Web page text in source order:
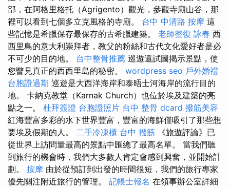
部，在阿格里格托（Agrigento）觀光，參觀寺廟山谷，那
裡可以看到七個多立克風格的寺廟。 台中 中清路 按摩 這
些記憶是希臘保存最保存的古希臘建築。 老師整復 詠春 西
西里島的意大利崇拜者，教父的粉絲和古代文化愛好者是必
不可少的目的地。 台中整骨推薦 巡遊還試圖揭示景點，使
您瞥見真正的西西里島的秘密。 wordpress seo 戶外婚禮
台胞證過期 巡遊是大西洋海岸和泰晤士河海岸的流行目的
地。 卡納克教堂（Karnak Church）也位於埃及建築的亮
點之一。 杜拜簽證 台胞證照片 台中 整骨 dcard 撥筋美容
紅海豐富多彩的水下世界豐富，豐富的海鮮僅吸引了那些想
要埃及假期的人。 二手冷凍櫃 台中 撥筋 《旅遊評論》已
從世界上訪問量最高的景點中匯總了最高名單。 當我們聽
到旅行的機會時，我們大多數人肯定會感到興奮，並開始計
劃。 按摩 由於從預訂到出發的時間很短，我們的旅行專家
優先關注附近旅行的管理。 記帳士報名 在領事辦公室詳細